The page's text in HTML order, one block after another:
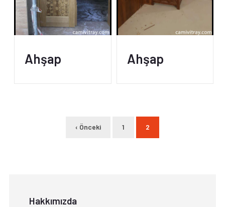
Ahşap Ahşap
‹ Önceki 1 2
Hakkımızda